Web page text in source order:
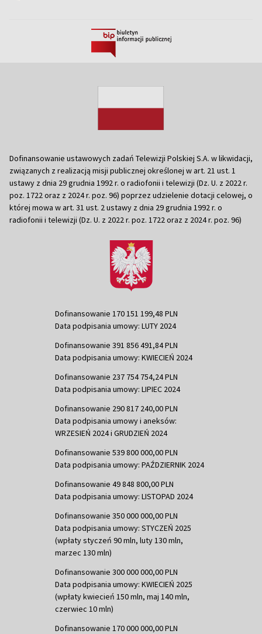
Dofinansowanie ustawowych zadań Telewizji Polskiej S.A. w likwidacji,
związanych z realizacją misji publicznej określonej w art. 21 ust. 1
ustawy z dnia 29 grudnia 1992 r. o radiofonii i telewizji (Dz. U. z 2022 r.
poz. 1722 oraz z 2024 r. poz. 96) poprzez udzielenie dotacji celowej, o
której mowa w art. 31 ust. 2 ustawy z dnia 29 grudnia 1992 r. o
radiofonii i telewizji (Dz. U. z 2022 r. poz. 1722 oraz z 2024 r. poz. 96)
Dofinansowanie 170 151 199,48 PLN
Data podpisania umowy: LUTY 2024
Dofinansowanie 391 856 491,84 PLN
Data podpisania umowy: KWIECIEŃ 2024
Dofinansowanie 237 754 754,24 PLN
Data podpisania umowy: LIPIEC 2024
Dofinansowanie 290 817 240,00 PLN
Data podpisania umowy i aneksów:
WRZESIEŃ 2024 i GRUDZIEŃ 2024
Dofinansowanie 539 800 000,00 PLN
Data podpisania umowy: PAŹDZIERNIK 2024
Dofinansowanie 49 848 800,00 PLN
Data podpisania umowy: LISTOPAD 2024
Dofinansowanie 350 000 000,00 PLN
Data podpisania umowy: STYCZEŃ 2025
(wpłaty styczeń 90 mln, luty 130 mln,
marzec 130 mln)
Dofinansowanie 300 000 000,00 PLN
Data podpisania umowy: KWIECIEŃ 2025
(wpłaty kwiecień 150 mln, maj 140 mln,
czerwiec 10 mln)
Dofinansowanie 170 000 000,00 PLN